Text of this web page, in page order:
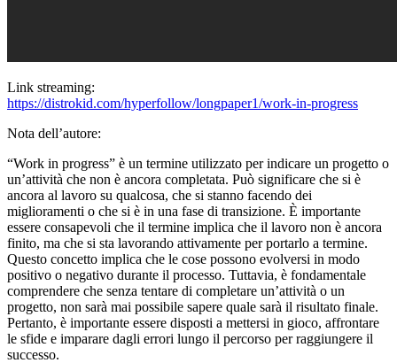
Link streaming:
https://distrokid.com/hyperfollow/longpaper1/work-in-progress
Nota dell’autore:
“Work in progress” è un termine utilizzato per indicare un progetto o
un’attività che non è ancora completata. Può significare che si è
ancora al lavoro su qualcosa, che si stanno facendo dei
miglioramenti o che si è in una fase di transizione. È importante
essere consapevoli che il termine implica che il lavoro non è ancora
finito, ma che si sta lavorando attivamente per portarlo a termine.
Questo concetto implica che le cose possono evolversi in modo
positivo o negativo durante il processo. Tuttavia, è fondamentale
comprendere che senza tentare di completare un’attività o un
progetto, non sarà mai possibile sapere quale sarà il risultato finale.
Pertanto, è importante essere disposti a mettersi in gioco, affrontare
le sfide e imparare dagli errori lungo il percorso per raggiungere il
successo.